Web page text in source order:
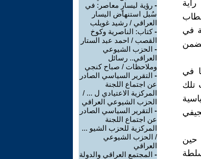
في
في
تلك
حين
- رؤية ليسارٍ معاصر: في
سُبل استنهاض اليسار
العراقي / رشيد غويلب
-كتاب: الناصرية وكوخ
القصب / احمد عبد الستار
- الحزب الشيوعي
العراقي.. رسائل
وملاحظات / صباح كنجي
- التقرير السياسي الصادر
عن اجتماع اللجنة
المركزية الاعتيادي ل ... /
الحزب الشيوعي العراقي
- التقرير السياسي الصادر
عن اجتماع اللجنة
المركزية للحزب الشيو ...
/ الحزب الشيوعي
العراقي
- المجتمع العراقي والدولة